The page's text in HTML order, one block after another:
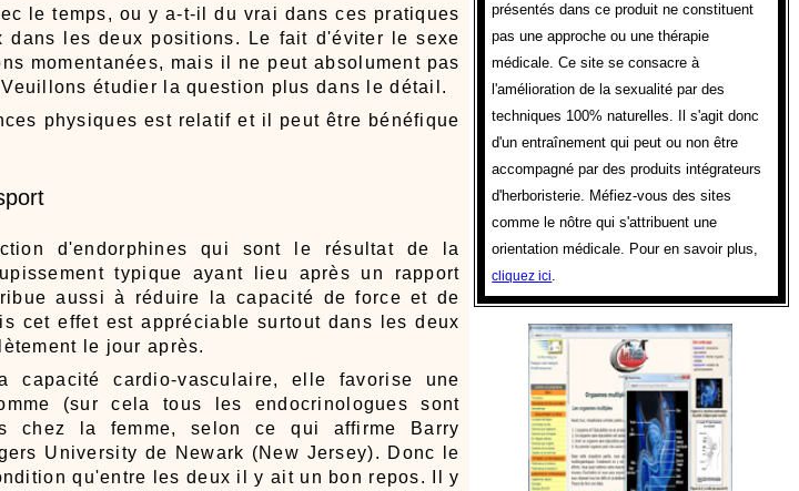
le temps, ou y a-t-il du vrai dans ces pratiques
les deux positions. Le fait d'éviter le sexe
momentanées, mais il ne peut absolument pas
étudier la question plus dans le détail.
physiques est relatif et il peut être bénéfique
d'endorphines qui sont le résultat de la
typique ayant lieu après un rapport
aussi à réduire la capacité de force et de
cet effet est appréciable surtout dans les deux
le jour après.
capacité cardio-vasculaire, elle favorise une
(sur cela tous les endocrinologues sont
chez la femme, selon ce qui affirme Barry
University de Newark (New Jersey). Donc le
qu'entre les deux il y ait un bon repos. Il y
présentés dans ce produit ne constituent
pas une approche ou une thérapie
médicale. Ce site se consacre à
l'amélioration de la sexualité par des
techniques 100% naturelles. Il s'agit donc
d'un entraînement qui peut ou non être
accompagné par des produits intégrateurs
d'herboristerie. Méfiez-vous des sites
comme le nôtre qui s'attribuent une
orientation médicale. Pour en savoir plus,
cliquez ici.